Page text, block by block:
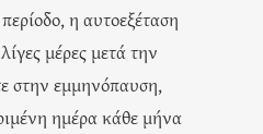
η αυτοεξέταση
μέρες μετά την
στην εμμηνόπαυση,
ημέρα κάθε μήνα